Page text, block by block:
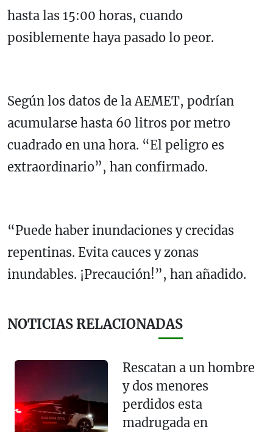
hasta las 15:00 horas, cuando
posiblemente haya pasado lo peor.
Según los datos de la AEMET, podrían
acumularse hasta 60 litros por metro
cuadrado en una hora. “El peligro es
extraordinario”, han confirmado.
“Puede haber inundaciones y crecidas
repentinas. Evita cauces y zonas
inundables. ¡Precaución!”, han añadido.
NOTICIAS RELACIONADAS
Rescatan a un hombre
y dos menores
perdidos esta
madrugada en